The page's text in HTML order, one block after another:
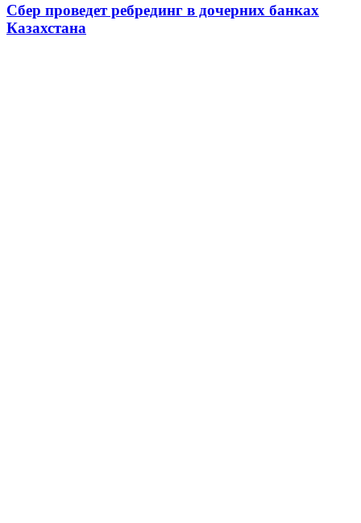
Сбер проведет ребрединг в дочерних банках
Казахстана